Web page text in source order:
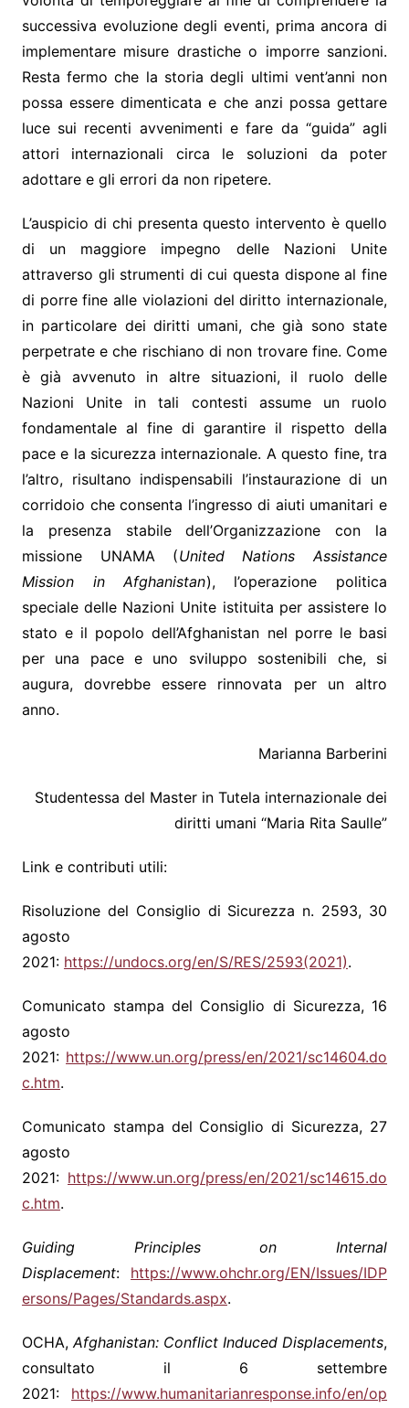
successiva evoluzione degli eventi, prima ancora di
implementare misure drastiche o imporre sanzioni.
Resta fermo che la storia degli ultimi vent’anni non
possa essere dimenticata e che anzi possa gettare
luce sui recenti avvenimenti e fare da “guida” agli
attori internazionali circa le soluzioni da poter
adottare e gli errori da non ripetere.
L’auspicio di chi presenta questo intervento è quello
di un maggiore impegno delle Nazioni Unite
attraverso gli strumenti di cui questa dispone al fine
di porre fine alle violazioni del diritto internazionale,
in particolare dei diritti umani, che già sono state
perpetrate e che rischiano di non trovare fine. Come
è già avvenuto in altre situazioni, il ruolo delle
Nazioni Unite in tali contesti assume un ruolo
fondamentale al fine di garantire il rispetto della
pace e la sicurezza internazionale. A questo fine, tra
l’altro, risultano indispensabili l’instaurazione di un
corridoio che consenta l’ingresso di aiuti umanitari e
la presenza stabile dell’Organizzazione con la
missione UNAMA (United Nations Assistance
Mission in Afghanistan), l’operazione politica
speciale delle Nazioni Unite istituita per assistere lo
stato e il popolo dell’Afghanistan nel porre le basi
per una pace e uno sviluppo sostenibili che, si
augura, dovrebbe essere rinnovata per un altro
anno.
Marianna Barberini
Studentessa del Master in Tutela internazionale dei
diritti umani “Maria Rita Saulle”
Link e contributi utili:
Risoluzione del Consiglio di Sicurezza n. 2593, 30
agosto
2021: https://undocs.org/en/S/RES/2593(2021).
Comunicato stampa del Consiglio di Sicurezza, 16
agosto
2021: https://www.un.org/press/en/2021/sc14604.do
c.htm.
Comunicato stampa del Consiglio di Sicurezza, 27
agosto
2021: https://www.un.org/press/en/2021/sc14615.do
c.htm.
Guiding Principles on Internal
Displacement: https://www.ohchr.org/EN/Issues/IDP
ersons/Pages/Standards.aspx.
OCHA, Afghanistan: Conflict Induced Displacements,
consultato il 6 settembre
2021: https://www.humanitarianresponse.info/en/op